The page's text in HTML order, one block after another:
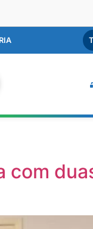
com